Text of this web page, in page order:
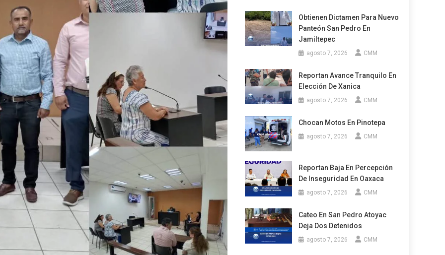
Obtienen Dictamen Para Nuevo
Panteón San Pedro En
Jamiltepec
agosto 7, 2026 CMM
Reportan Avance Tranquilo En
Elección De Xanica
agosto 7, 2026 CMM
Chocan Motos En Pinotepa
agosto 7, 2026 CMM
Reportan Baja En Percepción
De Inseguridad En Oaxaca
agosto 7, 2026 CMM
Cateo En San Pedro Atoyac
Deja Dos Detenidos
agosto 7, 2026 CMM